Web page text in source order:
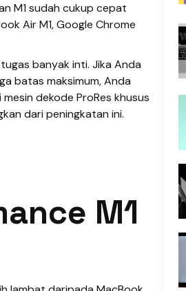
M1 sudah cukup cepat
Air M1, Google Chrome
banyak inti. Jika Anda
batas maksimum, Anda
dekode ProRes khusus
dari peningkatan ini.
M1